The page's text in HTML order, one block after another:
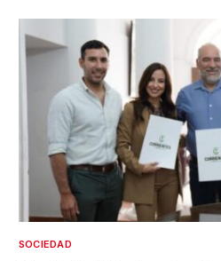
SOCIEDAD